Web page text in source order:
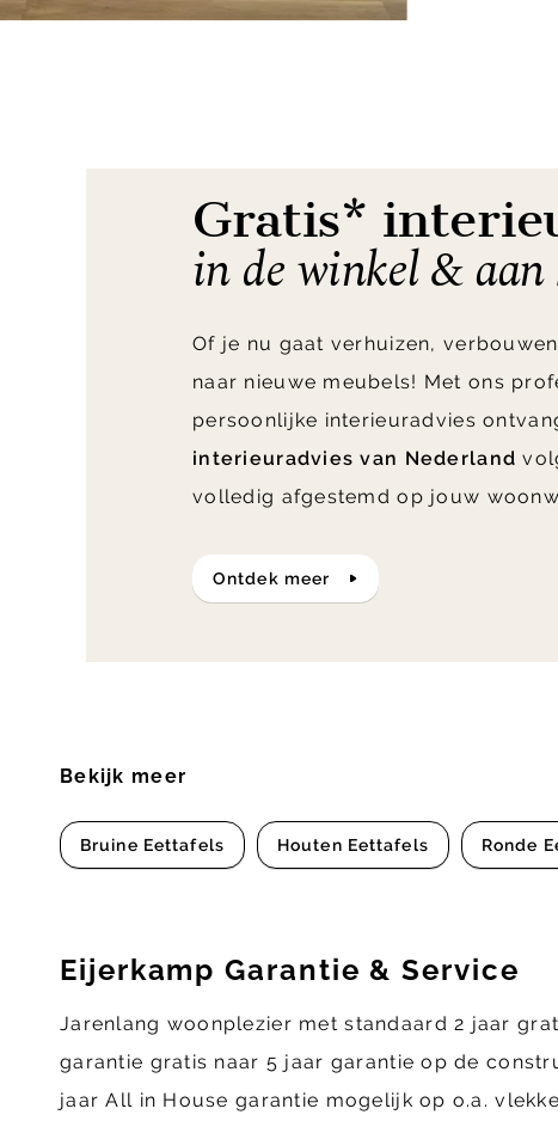
Gratis*
in de winkel & aan
Of je nu gaat verhuizen,
naar nieuwe meubels! Met ons
persoonlijke interieuradvies
interieuradvies van Nederland
volledig afgestemd op jouw
ontdek meer
Bekijk meer
Bruine Eettafels Houten Eettafels Ronde
Eijerkamp Garantie & Service
Jarenlang woonplezier met standaard 2 jaar
garantie gratis naar 5 jaar garantie op de
jaar All in House garantie mogelijk op o.a.